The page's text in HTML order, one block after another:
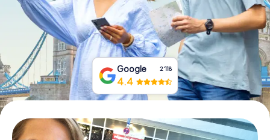
Gutscheine bestellen
Google 2‘118
4.4